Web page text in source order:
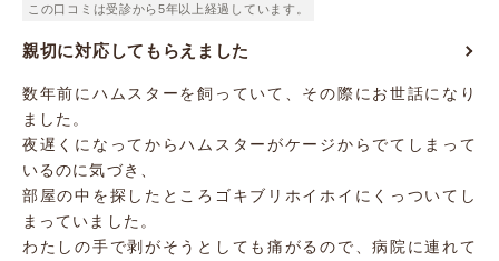
この口コミは受診から5年以上経過しています。
親切に対応してもらえました
数年前にハムスターを飼っていて、その際にお世話になり
ました。
夜遅くになってからハムスターがケージからでてしまって
いるのに気づき、
部屋の中を探したところゴキブリホイホイにくっついてし
まっていました。
わたしの手で剥がそうとしても痛がるので、病院に連れて